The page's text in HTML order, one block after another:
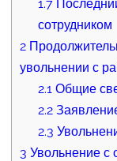
1.7
сотрудником
2
увольнении с
2.1 Общие
2.2
2.3
3 Увольнение с